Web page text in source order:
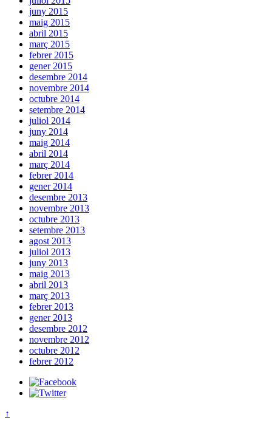
juny 2015
maig 2015
abril 2015
març 2015
febrer 2015
gener 2015
desembre 2014
novembre 2014
octubre 2014
setembre 2014
juliol 2014
juny 2014
maig 2014
abril 2014
març 2014
febrer 2014
gener 2014
desembre 2013
novembre 2013
octubre 2013
setembre 2013
agost 2013
juliol 2013
juny 2013
maig 2013
abril 2013
març 2013
febrer 2013
gener 2013
desembre 2012
novembre 2012
octubre 2012
febrer 2012
↑